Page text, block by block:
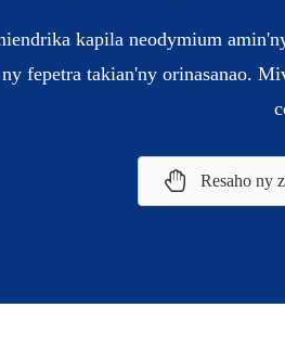
kapila neodymium
fepetra takian'ny orinasanao.
Resaho ny